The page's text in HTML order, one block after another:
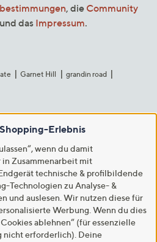
, die Community
und das Impressum.
Garnet Hill
grandin road
Erlebnis
wenn du damit
Zusammenarbeit mit
technische & profilbildende
Technologien zu Analyse- &
und auslesen. Wir nutzen diese für
Werbung. Wenn du dies
ablehnen“ (für essenzielle
nicht erforderlich). Deine